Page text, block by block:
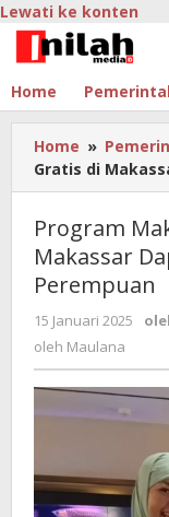
Lewati ke konten
Home
Home »
Gratis di
Program
Makassar
Perempuan
15 Januari 2025
oleh Maulana